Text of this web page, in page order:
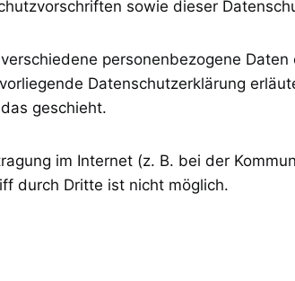
sowie dieser
personenbezogene
Datenschutzerklärung
geschieht.
im Internet (z. B. bei der
durch Dritte ist nicht möglich.